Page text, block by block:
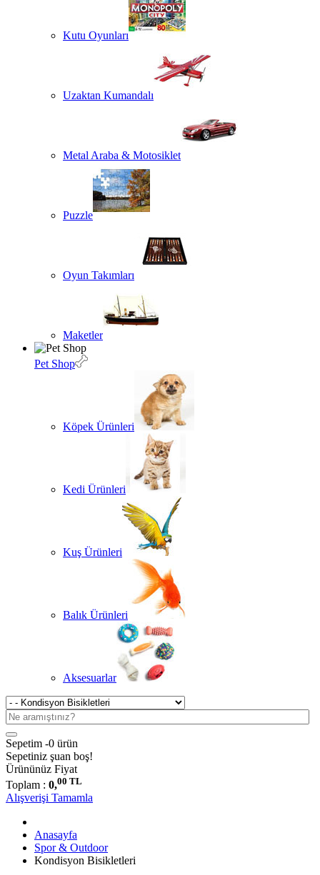
Kutu Oyunları
Uzaktan Kumandalı
Metal Araba & Motosiklet
Puzzle
Oyun Takımları
Maketler
Pet Shop
Köpek Ürünleri
Kedi Ürünleri
Kuş Ürünleri
Balık Ürünleri
Aksesuarlar
Sepetim -0 ürün
Sepetiniz şuan boş!
Ürününüz Fiyat
Toplam : 0,00 TL
Alışverişi Tamamla
Anasayfa
Spor & Outdoor
Kondisyon Bisikletleri